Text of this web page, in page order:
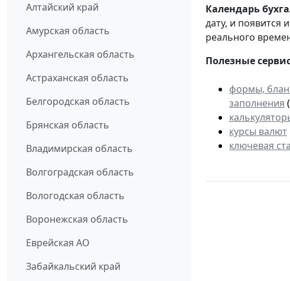
Алтайский край
Амурская область
Архангельская область
Астраханская область
Белгородская область
Брянская область
Владимирская область
Волгоградская область
Вологодская область
Воронежская область
Еврейская АО
Забайкальский край
Календарь
дату, и появится
реального
Полезные
формы,
заполнения (
курсы валют
ключевая